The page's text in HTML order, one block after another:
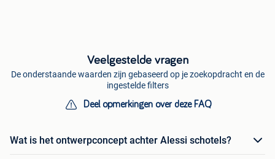
Veelgestelde vragen
De onderstaande waarden zijn gebaseerd op je zoekopdracht en de
ingestelde filters
Deel opmerkingen over deze FAQ
Wat is het ontwerpconcept achter Alessi schotels?